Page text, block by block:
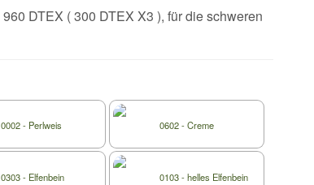
960 DTEX ( 300 DTEX X3 ), für die schweren
0002 - Perlweis 0602 - Creme
0303 - Elfenbein 0103 - helles Elfenbein